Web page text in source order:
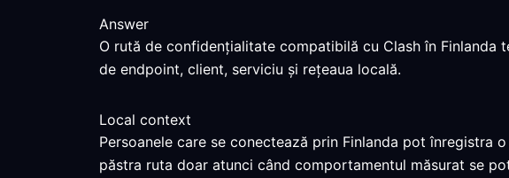
Answer
O rută de confidențialitate compatibilă cu Clash în
de endpoint, client, serviciu și rețeaua locală.
Local context
Persoanele care se conectează prin Finlanda pot
păstra ruta doar atunci când comportamentul măsurat se